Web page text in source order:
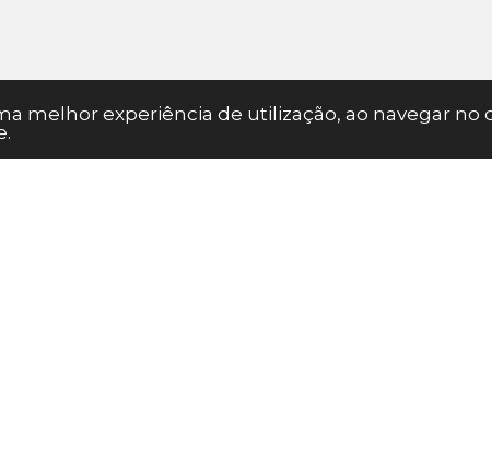
melhor experiência de utilização, ao navegar